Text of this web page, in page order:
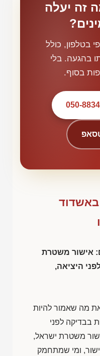
זה יעלה
בטלפון, כולל
בהגעה. בלי
בסוף.
באשדוד
אישור משטרת
היציאה,
מה שאמור להיות
בבדיקה לפני
משטרת ישראל,
ומי שמתחמק